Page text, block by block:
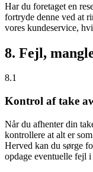
Har du foretaget en
fortryde denne ved at
vores kundeservice,
8. Fejl,
8.1
Kontrol af take
Når du afhenter din
kontrollere at alt er
Herved kan du sørge
opdage eventuelle fejl i